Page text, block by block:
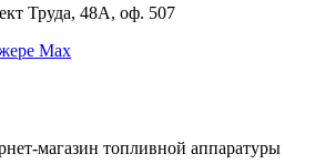
Труда, 48А, оф. 507
Max
магазин топливной аппаратуры